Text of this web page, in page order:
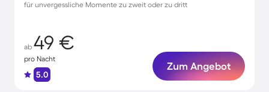
für unvergessliche Momente zu zweit oder zu dritt
ab 49 €
pro Nacht
5.0
Zum Angebot